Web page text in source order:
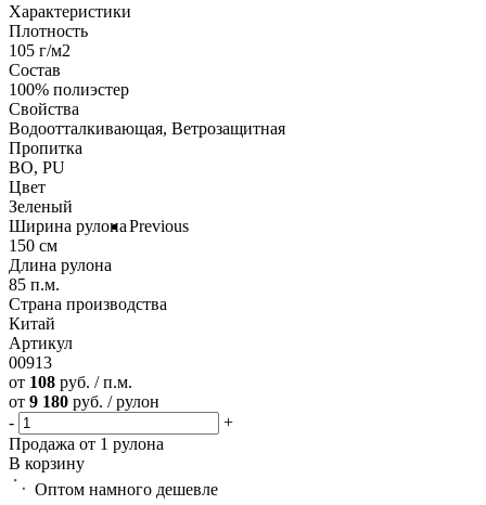
Previous
Характеристики
Плотность
105 г/м2
Состав
100% полиэстер
Свойства
Водоотталкивающая, Ветрозащитная
Пропитка
ВО, PU
Цвет
Зеленый
Ширина рулона
150 см
Длина рулона
85 п.м.
Страна производства
Китай
Артикул
00913
от 108 руб. / п.м.
от 9 180 руб. / рулон
-
+
Продажа от 1 рулона
В корзину
Оптом намного дешевле